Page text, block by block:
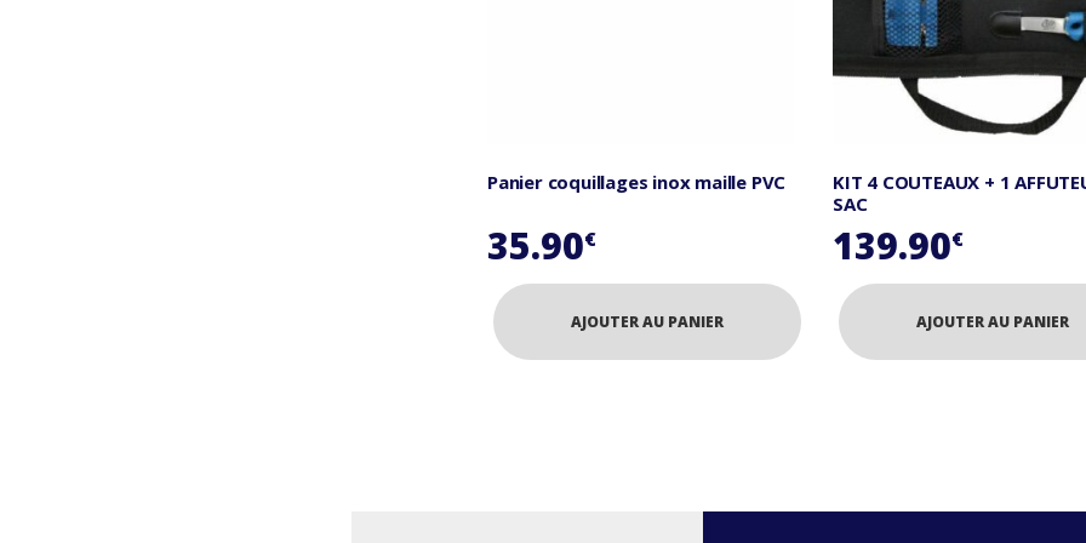
Panier coquillages inox maille PVC
35.90€
AJOUTER AU PANIER
KIT 4 COUTEAUX + 1
SAC
139.90€
AJOUTER AU PANIER